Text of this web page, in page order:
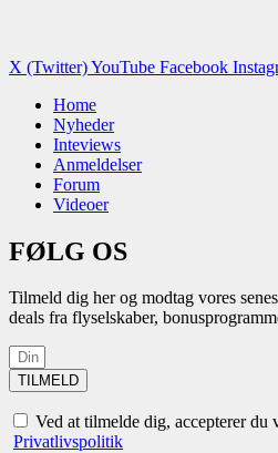
X (Twitter)YouTube Facebook
Home
Nyheder
Inteviews
Anmeldelser
Forum
Videoer
FØLG OS
Tilmeld dig her og modtag vores
deals fra flyselskaber,
TILMELD
Ved at tilmelde dig, accepterer du
Privatlivspolitik